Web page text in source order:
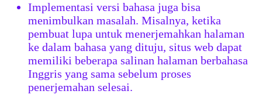
Implementasi versi bahasa juga bisa
menimbulkan masalah. Misalnya, ketika
pembuat lupa untuk menerjemahkan halaman
ke dalam bahasa yang dituju, situs web dapat
memiliki beberapa salinan halaman berbahasa
Inggris yang sama sebelum proses
penerjemahan selesai.